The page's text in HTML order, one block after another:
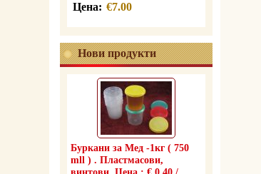
Цена: €7.00
Нови продукти
Буркани за Мед -1кг ( 750
mll ) . Пластмасови,